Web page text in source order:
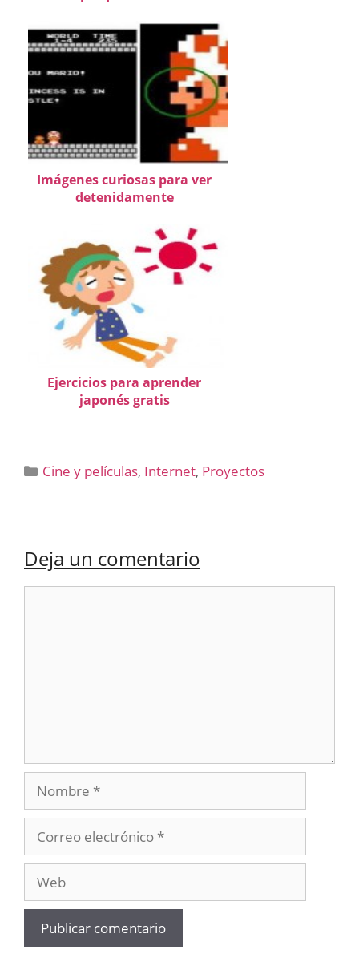
Imágenes curiosas para ver
detenidamente
Ejercicios para aprender
japonés gratis
Categorías
Cine y películas, Internet, Proyectos
Deja un comentario
Nombre
electrónico